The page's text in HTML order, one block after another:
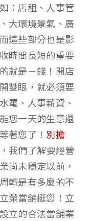
：店租、人事管
大環境景氣、廣
這些部分也是影
時間長短的重要
就是－錢！開店
雙眼，就必須要
電、人事薪資、
您一天的生意還
著您了！ 別擔
我們了解要經營
尚未穩定以前，
轉是有多麼的不
榮當舖挺您！立
立的合法當舖業